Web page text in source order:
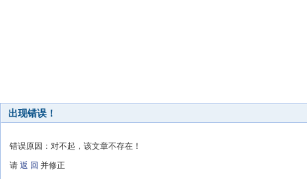
出现错误！
错误原因：对不起，该文章不存在！
请 返 回 并修正